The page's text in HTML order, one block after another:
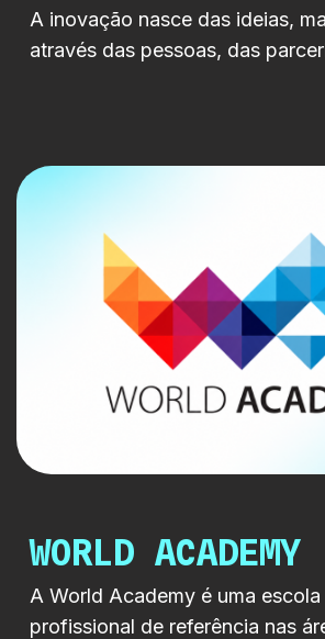
A inovação nasce das ideias,
através das pessoas, das
encontrem espaço para crescer,
É com esse espírito que a RTP
acompanhou a apresentação
WORLD ACADEMY
A World Academy é uma
profissional de referência nas